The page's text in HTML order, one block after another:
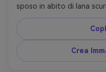
sposo in abito di lana
e rose bianche, neve
sognante, scatto Canon
ritratto a figura intera
neve, pelle e tessuti
di
Crea